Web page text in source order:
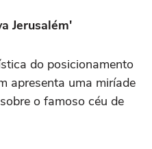
Jerusalém'
do posicionamento
apresenta uma miríade
o famoso céu de